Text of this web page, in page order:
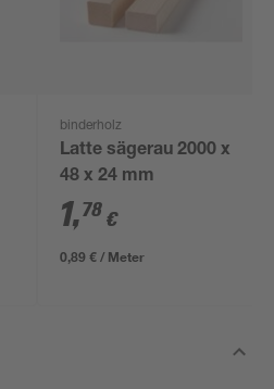
binderholz
Latte sägerau 2000 x
48 x 24 mm
1,78 €
0,89 € / Meter